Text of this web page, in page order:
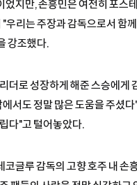
지만, 손흥민은 여전히 포스
리는 주장과 감독으로서 함
강조했다.
더로 성장하게 해준 스승에
서도 정말 많은 도움을 주셨
다"고 털어놓았다.
글루 감독의 고향 호주 내